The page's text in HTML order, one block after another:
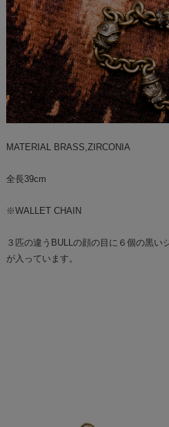
MATERIAL BRASS,ZIRCONIA
全長39cm
※WALLET CHAIN
３匹の違うBULLの顔の目に６個の黒い
が入っています。